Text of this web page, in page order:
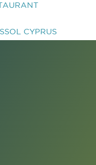
CYPRUS